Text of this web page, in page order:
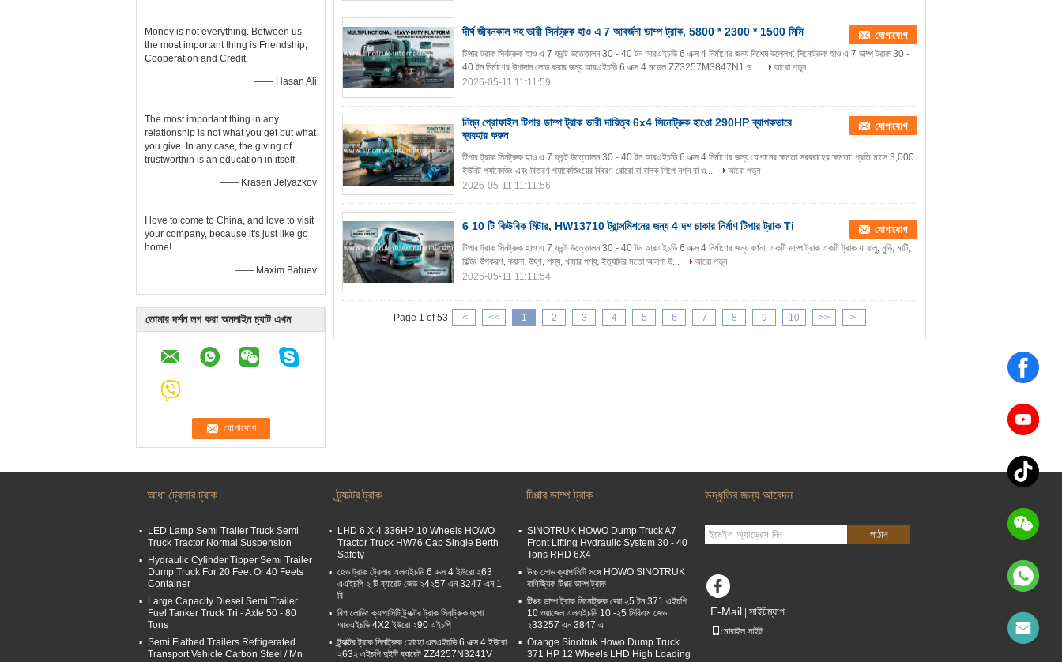
Money is not everything. Between us
the most important thing is Friendship,
Cooperation and Credit.
—— Hasan Ali
The most important thing in any
relationship is not what you get but what
you give. In any case, the giving of
trustworthin is an education in itself.
—— Krasen Jelyazkov
I love to come to China, and love to visit
your company, because it's just like go
home!
—— Maxim Batuev
তোমার দর্শন লগ করা অনলাইন চ্যাট এখন
দীর্ঘ জীবনকাল সহ ভারী সিনট্রুক হাও এ 7 আবর্জনা ডাম্প ট্রাক, 5800 * 2300 * 1500 মিমি যোগাযোগ
টিপার ট্রাক সিনট্রুক হাও এ 7 ফ্রন্ট উত্তোলন 30 - 40 টন আরএইচডি 6 এক্স 4 নির্মাণের জন্য বিশেষ উল্লেখ: সিনোট্রুক হাও এ 7 ডাম্প ট্রাক 30 -
40 টন নির্মাণের উপাদান লোড করার জন্য আরএইচডি 6 এক্স 4 মডেল ZZ3257M3847N1 ড...
আরো পড়ুন
2026-05-11 11:11:59
নিম্ন প্রোফাইল টিপার ডাম্প ট্রাক ভারী দায়িত্ব 6x4 সিনোট্রুক হাওো 290HP ব্যাপকভাবে
ব্যবহার করুন
যোগাযোগ
টিপার ট্রাক সিনট্রুক হাও এ 7 ফ্রন্ট উত্তোলন 30 - 40 টন আরএইচডি 6 এক্স 4 নির্মাণের জন্য যোগানের ক্ষমতা সরবরাহের ক্ষমতা: প্রতি মাসে 3,000
ইউনিট প্যাকেজিং এবং বিতরণ প্যাকেজিংয়ের বিবরণ রোরো বা বাল্ক শিপে নগ্ন বা ও...
আরো পড়ুন
2026-05-11 11:11:56
6 10 টি কিউবিক মিটার, HW13710 ট্রান্সমিশনের জন্য 4 দশ চাকার নির্মাণ টিপার ট্রাক Ti যোগাযোগ
টিপার ট্রাক সিনট্রুক হাও এ 7 ফ্রন্ট উত্তোলন 30 - 40 টন আরএইচডি 6 এক্স 4 নির্মাণের জন্য বর্ণনা: একটি ডাম্প ট্রাক একটি ট্রাক যা বালু, নুড়ি, মাটি,
বিল্ডিং উপকরণ, কয়লা, উষ্ণ, শস্য, খামার পণ্য, ইত্যাদির মতো আলগা উ...
আরো পড়ুন
2026-05-11 11:11:54
Page 1 of 53 |< << 1 2 3 4 5 6 7 8 9 10 >> >|
আধা ট্রেলার ট্রাক
LED Lamp Semi Trailer Truck Semi
Truck Tractor Normal Suspension
Hydraulic Cylinder Tipper Semi Trailer
Dump Truck For 20 Feet Or 40 Feets
Container
Large Capacity Diesel Semi Trailer
Fuel Tanker Truck Tri - Axle 50 - 80
Tons
Semi Flatbed Trailers Refrigerated
Transport Vehicle Carbon Steel / Mn
ট্র্যাক্টর ট্রাক
LHD 6 X 4 336HP 10 Wheels HOWO
Tractor Truck HW76 Cab Single Berth
Safety
হেড ট্রাক ট্রেলার এলএইচডি 6 এক্স 4 ইউরো ২63
এএইচপি ২ টি ব্যারেট জেড ২4২57 এন 3247 এন 1
বি
বিগ লোডিং ক্যাপাসিটি ট্র্যাক্টর ট্রাক সিনাট্রুক হুপো
আরএইচডি 4X2 ইউরো ২90 এইচপি
ট্র্যাক্টর ট্রাক সিনাট্রুক হোহো এলএইচডি 6 এক্স 4 ইউরো
২63২ এইচপি দুইটি ব্যারেট ZZ4257N3241V
টিপ্পার ডাম্প ট্রাক
SINOTRUK HOWO Dump Truck A7
Front Lifting Hydraulic System 30 - 40
Tons RHD 6X4
উচ্চ লোড ক্যাপাসিটি সঙ্গে HOWO SINOTRUK
বাণিজ্যিক টিপ্পর ডাম্প ট্রাক
টিপ্পর ডাম্প ট্রাক সিনোট্রুক হ্য়ো ২5 টন 371 এইচপি
10 ওয়াজেল এলএইচডি 10 -২5 সিবিএম জেড
২33257 এন 3847 এ
Orange Sinotruk Howo Dump Truck
371 HP 12 Wheels LHD High Loading
উদ্ধৃতির জন্য আবেদন
পাঠান
E-Mail | সাইটম্যাপ
মোবাইল সাইট